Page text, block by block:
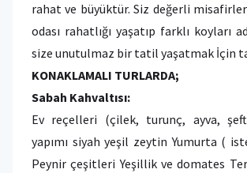
rahat ve büyüktür. Siz değerli
odası rahatlığı yaşatıp farklı koyları
size unutulmaz bir tatil yaşatmak İçin
KONAKLAMALI TURLARDA;
Sabah Kahvaltısı:
Ev reçelleri (çilek, turunç, ayva,
yapımı siyah yeşil zeytin Yumurta (
Peynir çeşitleri Yeşillik ve domates